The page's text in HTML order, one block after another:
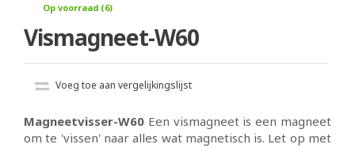
Op voorraad (6)
Vismagneet-W60
Voeg toe aan vergelijkingslijst
Magneetvisser-W60 Een vismagneet is een magneet
om te 'vissen' naar alles wat magnetisch is. Let op met